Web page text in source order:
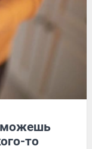
можешь
то